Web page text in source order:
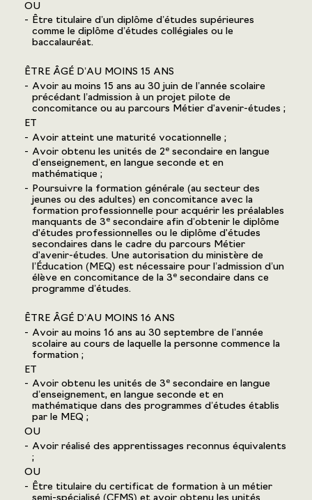
OU
Être titulaire d’un diplôme d’études supérieures
comme le diplôme d’études collégiales ou le
baccalauréat.
ÊTRE ÂGÉ D’AU MOINS 15 ANS
Avoir au moins 15 ans au 30 juin de l’année scolaire
précédant l’admission à un projet pilote de
concomitance ou au parcours Métier d'avenir-études ;
ET
Avoir atteint une maturité vocationnelle ;
Avoir obtenu les unités de 2e secondaire en langue
d’enseignement, en langue seconde et en
mathématique ;
Poursuivre la formation générale (au secteur des
jeunes ou des adultes) en concomitance avec la
formation professionnelle pour acquérir les préalables
manquants de 3e secondaire afin d’obtenir le diplôme
d'études professionnelles ou le diplôme d'études
secondaires dans le cadre du parcours Métier
d'avenir-études. Une autorisation du ministère de
l’Éducation (MEQ) est nécessaire pour l’admission d’un
élève en concomitance de la 3e secondaire dans ce
programme d’études.
ÊTRE ÂGÉ D’AU MOINS 16 ANS
Avoir au moins 16 ans au 30 septembre de l’année
scolaire au cours de laquelle la personne commence la
formation ;
ET
Avoir obtenu les unités de 3e secondaire en langue
d’enseignement, en langue seconde et en
mathématique dans des programmes d’études établis
par le MEQ ;
OU
Avoir réalisé des apprentissages reconnus équivalents
;
OU
Être titulaire du certificat de formation à un métier